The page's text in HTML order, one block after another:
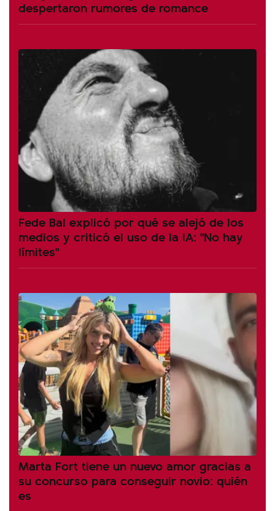
despertaron rumores de romance
Fede Bal explicó por qué se alejó de los
medios y criticó el uso de la IA: "No hay
límites"
Marta Fort tiene un nuevo amor gracias a
su concurso para conseguir novio: quién
es